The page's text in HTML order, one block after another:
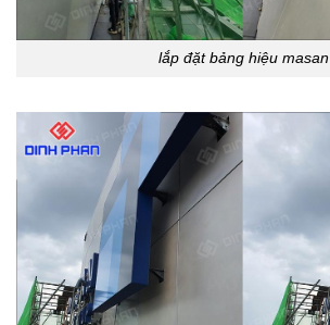
lắp đặt bảng hiệu masan